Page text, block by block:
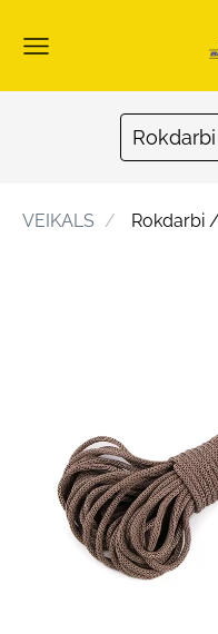
VEIKALS Rokdarbi